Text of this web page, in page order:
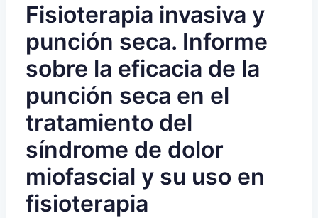
Fisioterapia invasiva y
punción seca. Informe
sobre la eficacia de la
punción seca en el
tratamiento del
síndrome de dolor
miofascial y su uso en
fisioterapia